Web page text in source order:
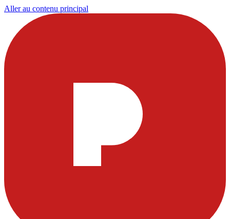
Aller au contenu principal